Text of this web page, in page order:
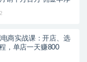
商实战课：开店、选
，单店一天赚800